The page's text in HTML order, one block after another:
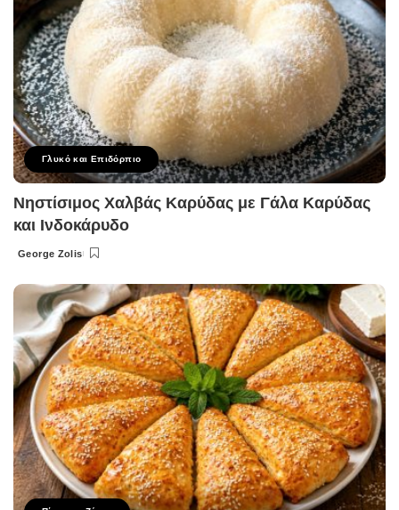
Γλυκό και Επιδόρπιο
Νηστίσιμος Χαλβάς Καρύδας με Γάλα Καρύδας
και Ινδοκάρυδο
Posted
George Zolis